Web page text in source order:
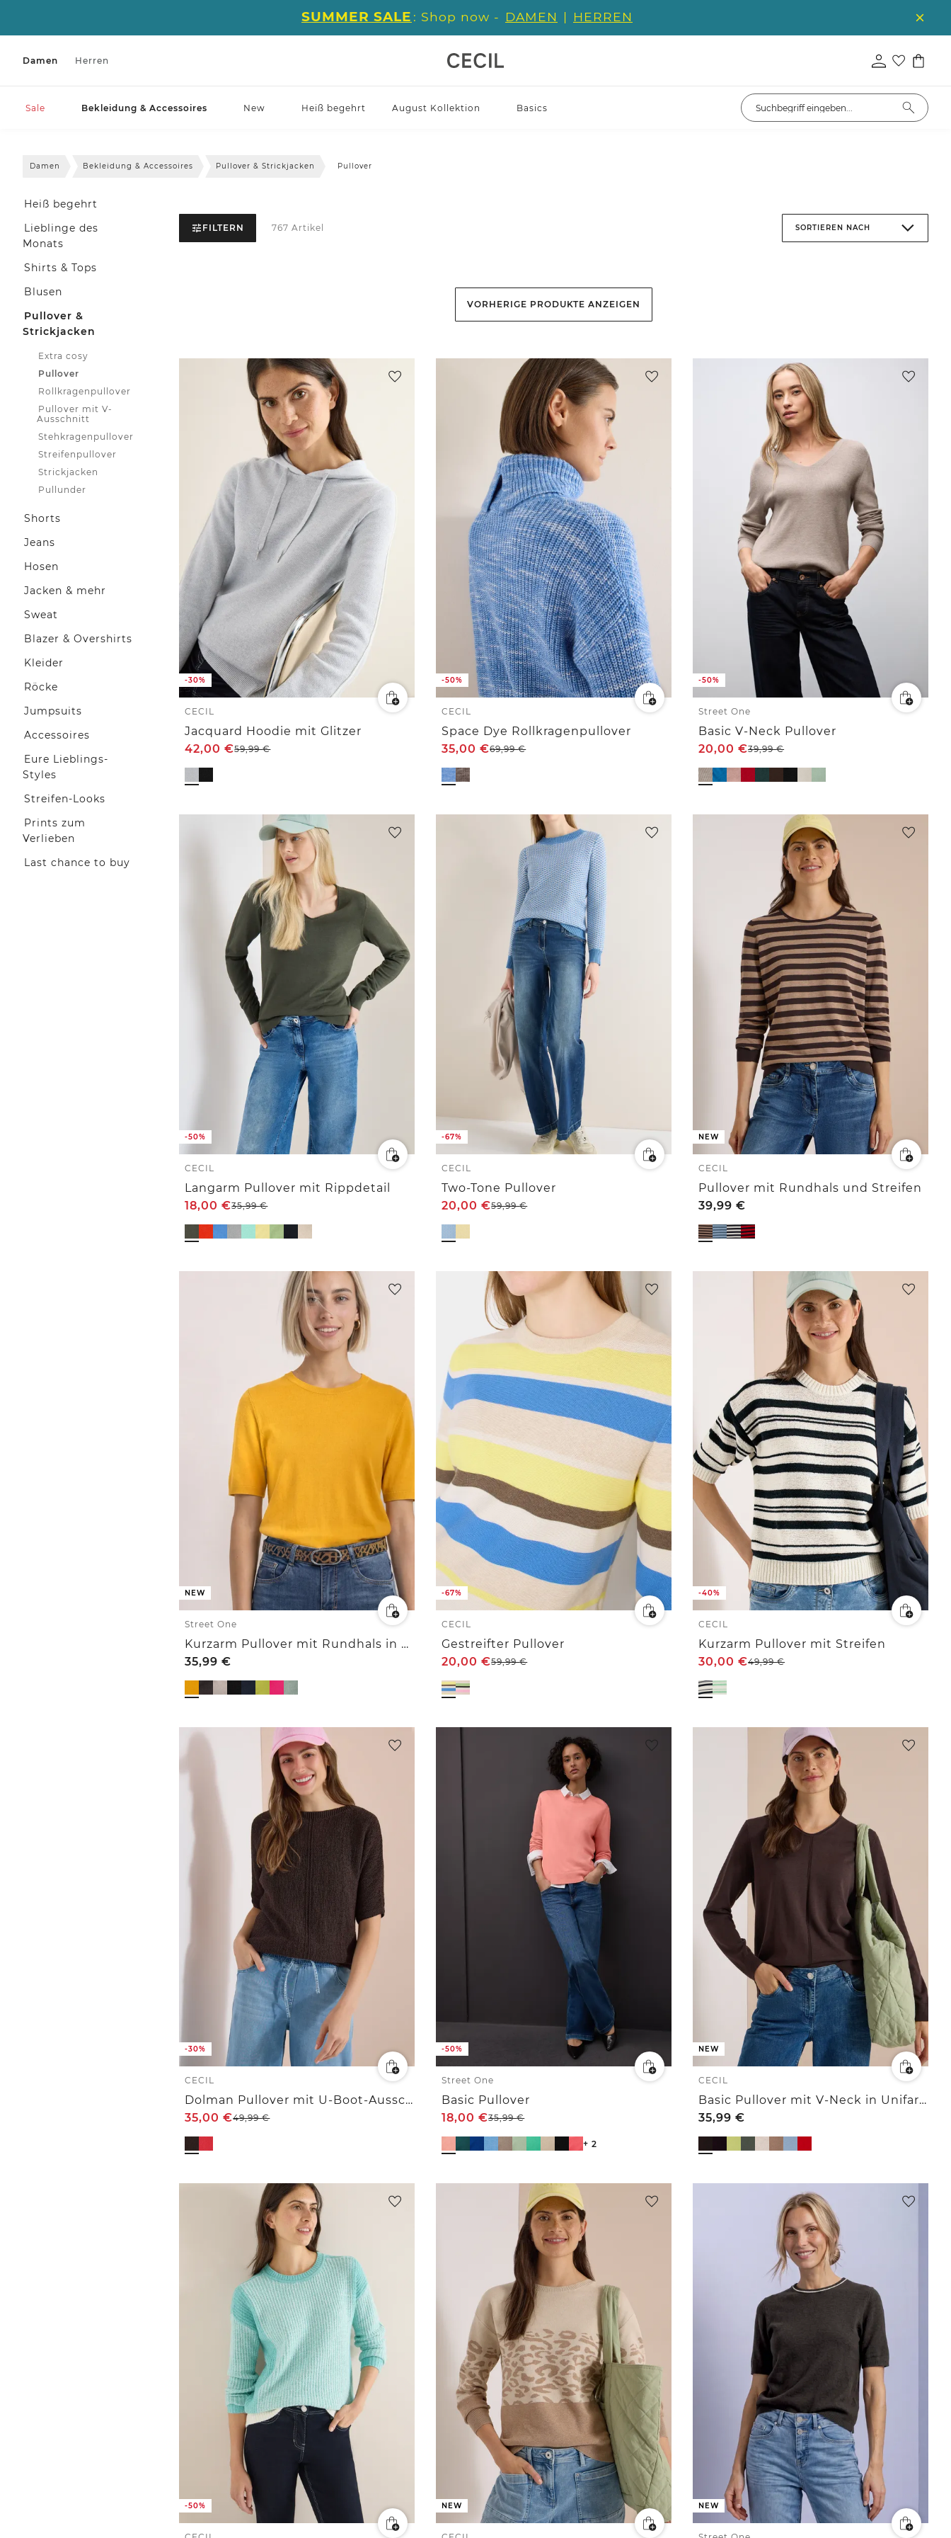
SUMMER SALE : Shop now - DAMEN | HERREN
Damen Herren
Sale Bekleidung & Accessoires New Heiß begehrt August Kollektion Basics
Damen Bekleidung & Accessoires Pullover & Strickjacken Pullover
Heiß begehrt
Lieblinge des
Monats
Shirts & Tops
Blusen
Pullover &
Strickjacken
Extra cosy
Pullover
Rollkragenpullover
Pullover mit V-
Ausschnitt
Stehkragenpullover
Streifenpullover
Strickjacken
Pullunder
Shorts
Jeans
Hosen
Jacken & mehr
Sweat
Blazer & Overshirts
Kleider
Röcke
Jumpsuits
Accessoires
Eure Lieblings-
Styles
Streifen-Looks
Prints zum
Verlieben
Last chance to buy
FILTERN 767 Artikel SORTIEREN NACH
VORHERIGE PRODUKTE ANZEIGEN
-30%
CECIL
Jacquard Hoodie mit Glitzer
42,00€59,99€
-50%
CECIL
Space Dye Rollkragenpullover
35,00€69,99€
-50%
Street One
Basic V-Neck Pullover
20,00€39,99€
-50%
CECIL
Langarm Pullover mit Rippdetail
18,00€35,99€
-67%
CECIL
Two-Tone Pullover
20,00€59,99€
NEW
CECIL
Pullover mit Rundhals und Streifen
39,99€
NEW
Street One
Kurzarm Pullover mit Rundhals in Unifarbe
35,99€
-67%
CECIL
Gestreifter Pullover
20,00€59,99€
-40%
CECIL
Kurzarm Pullover mit Streifen
30,00€49,99€
-30%
CECIL
Dolman Pullover mit U-Boot-Ausschnitt
35,00€49,99€
-50%
Street One
Basic Pullover
18,00€35,99€
+ 2
NEW
CECIL
Basic Pullover mit V-Neck in Unifarbe
35,99€
-50% NEW NEW